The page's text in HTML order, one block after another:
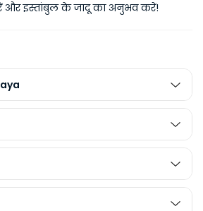
और इस्तांबुल के जादू का अनुभव करें!